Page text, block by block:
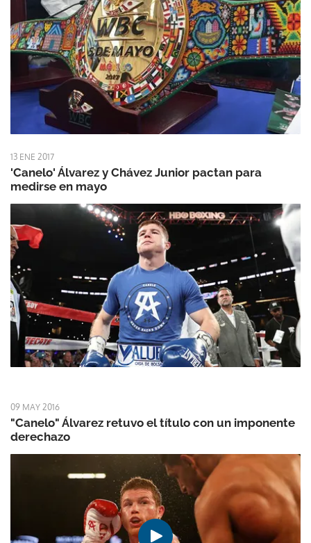
13 ENE 2017
'Canelo' Álvarez y Chávez Junior pactan para
medirse en mayo
09 MAY 2016
"Canelo" Álvarez retuvo el título con un imponente
derechazo